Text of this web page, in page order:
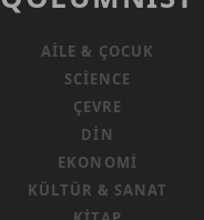
AILE & ÇOCUK
SCIENCE
ÇEVRE
DIN
EKONOMI
KÜLTÜR & SANAT